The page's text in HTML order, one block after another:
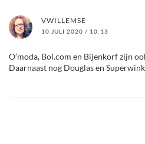
VWILLEMSE
10 JULI 2020 / 10:13
O’moda, Bol.com en Bijenkorf zijn
Daarnaast nog Douglas en